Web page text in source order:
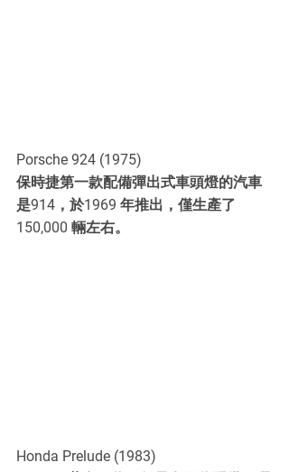
Porsche 924 (1975)
保時捷第一款配備彈出式車頭燈的汽車
是914，於1969 年推出，僅生產了
150,000 輛左右。
Honda Prelude (1983)